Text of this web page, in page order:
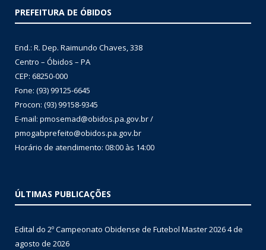
PREFEITURA DE ÓBIDOS
End.: R. Dep. Raimundo Chaves, 338
Centro – Óbidos – PA
CEP: 68250-000
Fone: (93) 99125-6645
Procon: (93) 99158-9345
E-mail: pmosemad@obidos.pa.gov.br /
pmogabprefeito@obidos.pa.gov.br
Horário de atendimento: 08:00 às 14:00
ÚLTIMAS PUBLICAÇÕES
Edital do 2º Campeonato Obidense de Futebol Master 20264 de
agosto de 2026